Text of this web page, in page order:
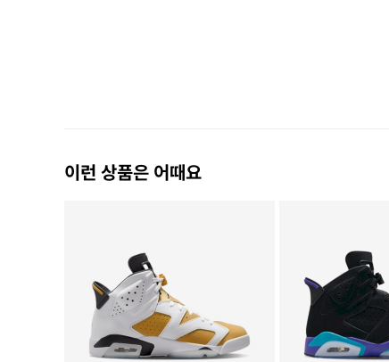
이런 상품은 어때요